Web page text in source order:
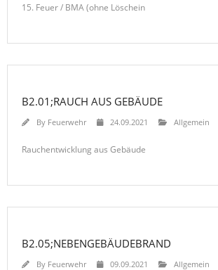
15. Feuer / BMA (ohne Löschein
B2.01;RAUCH AUS GEBÄUDE
By Feuerwehr 24.09.2021 Allgemein
Rauchentwicklung aus Gebäude
B2.05;NEBENGEBÄUDEBRAND
By Feuerwehr 09.09.2021 Allgemein